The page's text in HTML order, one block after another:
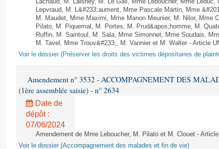
Lachaud, M. Laisney, M. Le Gall, Mme Leboucher, Mme
Lepvraud, M. L&#233;aument, Mme Pascale Martin, Mme
M. Maudet, Mme Maximi, Mme Manon Meunier, M. Nilor, Mme
Pilato, M. Piquemal, M. Portes, M. Prud&apos;homme, M.
Ruffin, M. Saintoul, M. Sala, Mme Simonnet, Mme Soudais,
M. Tavel, Mme Trouv&#233;, M. Vannier et M. Walter - Article
Voir le dossier (Préserver les droits des victimes dépositaires de
Amendement n° 3532 - ACCOMPAGNEMENT DES
(1ère assemblée saisie) - n° 2634
Date de
dépôt :
07/06/2024
Amendement de Mme Leboucher, M. Pilato et M. Clouet -
Voir le dossier (Accompagnement des malades et fin de vie)